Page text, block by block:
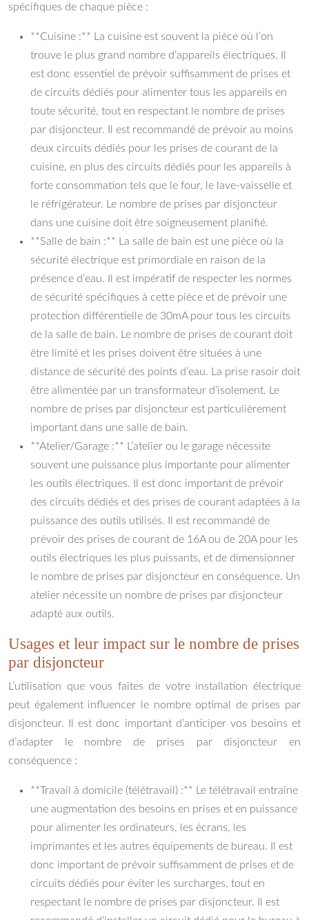
spécifiques de chaque pièce :
**Cuisine :** La cuisine est souvent la pièce où l’on
trouve le plus grand nombre d’appareils électriques. Il
est donc essentiel de prévoir suffisamment de prises et
de circuits dédiés pour alimenter tous les appareils en
toute sécurité, tout en respectant le nombre de prises
par disjoncteur. Il est recommandé de prévoir au moins
deux circuits dédiés pour les prises de courant de la
cuisine, en plus des circuits dédiés pour les appareils à
forte consommation tels que le four, le lave-vaisselle et
le réfrigérateur. Le nombre de prises par disjoncteur
dans une cuisine doit être soigneusement planifié.
**Salle de bain :** La salle de bain est une pièce où la
sécurité électrique est primordiale en raison de la
présence d’eau. Il est impératif de respecter les normes
de sécurité spécifiques à cette pièce et de prévoir une
protection différentielle de 30mA pour tous les circuits
de la salle de bain. Le nombre de prises de courant doit
être limité et les prises doivent être situées à une
distance de sécurité des points d’eau. La prise rasoir doit
être alimentée par un transformateur d’isolement. Le
nombre de prises par disjoncteur est particulièrement
important dans une salle de bain.
**Atelier/Garage :** L’atelier ou le garage nécessite
souvent une puissance plus importante pour alimenter
les outils électriques. Il est donc important de prévoir
des circuits dédiés et des prises de courant adaptées à la
puissance des outils utilisés. Il est recommandé de
prévoir des prises de courant de 16A ou de 20A pour les
outils électriques les plus puissants, et de dimensionner
le nombre de prises par disjoncteur en conséquence. Un
atelier nécessite un nombre de prises par disjoncteur
adapté aux outils.
Usages et leur impact sur le nombre de prises
par disjoncteur
L’utilisation que vous faites de votre installation électrique
peut également influencer le nombre optimal de prises par
disjoncteur. Il est donc important d’anticiper vos besoins et
d’adapter le nombre de prises par disjoncteur en
conséquence :
**Travail à domicile (télétravail) :** Le télétravail entraîne
une augmentation des besoins en prises et en puissance
pour alimenter les ordinateurs, les écrans, les
imprimantes et les autres équipements de bureau. Il est
donc important de prévoir suffisamment de prises et de
circuits dédiés pour éviter les surcharges, tout en
respectant le nombre de prises par disjoncteur. Il est